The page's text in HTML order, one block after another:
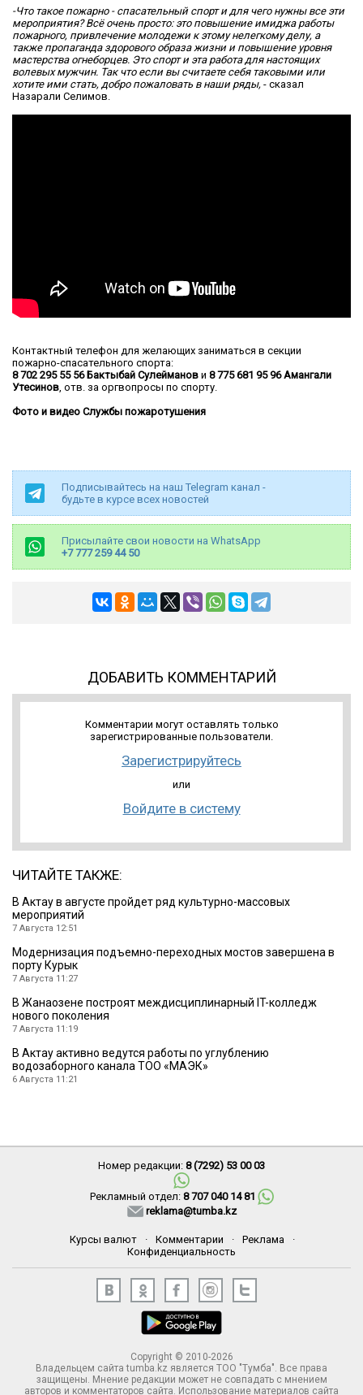
-Что такое пожарно - спасательный спорт и для чего нужны все эти
мероприятия? Всё очень просто: это повышение имиджа работы
пожарного, привлечение молодежи к этому нелегкому делу, а
также пропаганда здорового образа жизни и повышение уровня
мастерства огнеборцев. Это спорт и эта работа для настоящих
волевых мужчин. Так что если вы считаете себя таковыми или
хотите ими стать, добро пожаловать в наши ряды, - сказал
Назарали Селимов.
Контактный телефон для желающих заниматься в секции
пожарно-спасательного спорта:
8 702 295 55 56Бактыбай Сулейманов и 8 775 681 95 96 Амангали
Утесинов , отв. за оргвопросы по спорту.
Фото и видео Службы пожаротушения
Подписывайтесь на наш Telegram канал -
будьте в курсе всех новостей
Присылайте свои новости на WhatsApp
+7 777 259 44 50
ДОБАВИТЬ КОММЕНТАРИЙ
Комментарии могут оставлять только
зарегистрированные пользователи.
Зарегистрируйтесь
или
Войдите в систему
ЧИТАЙТЕ ТАКЖЕ:
В Актау в августе пройдет ряд культурно-массовых
мероприятий
7 Августа 12:51
Модернизация подъемно-переходных мостов завершена в
порту Курык
7 Августа 11:27
В Жанаозене построят междисциплинарный IT-колледж
нового поколения
7 Августа 11:19
В Актау активно ведутся работы по углублению
водозаборного канала ТОО «МАЭК»
6 Августа 11:21
Номер редакции: 8 (7292) 53 00 03
Рекламный отдел: 8 707 040 14 81
reklama@tumba.kz
Курсы валют · Комментарии · Реклама
·
Конфиденциальность
Copyright © 2010-2026
Владельцем сайта tumba.kz является ТОО "Тумба". Все права
защищены. Мнение редакции может не совпадать с мнением
авторов и комментаторов сайта. Использование материалов сайта